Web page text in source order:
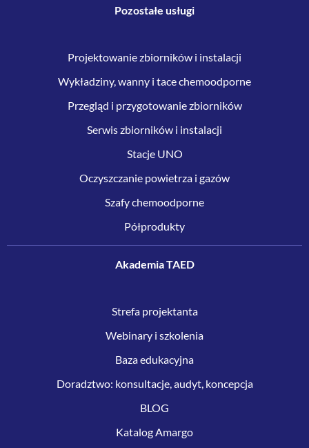
Pozostałe usługi
Projektowanie zbiorników i instalacji
Wykładziny, wanny i tace chemoodporne
Przegląd i przygotowanie zbiorników
Serwis zbiorników i instalacji
Stacje UNO
Oczyszczanie powietrza i gazów
Szafy chemoodporne
Półprodukty
Akademia TAED
Strefa projektanta
Webinary i szkolenia
Baza edukacyjna
Doradztwo: konsultacje, audyt, koncepcja
BLOG
Katalog Amargo